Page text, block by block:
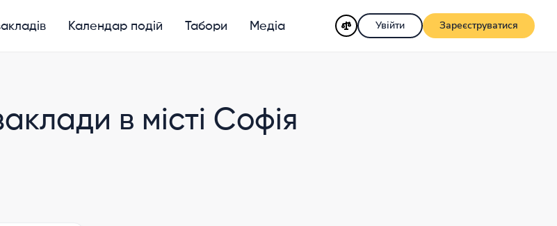
Календар подій Табори Медіа Увійти Зареєструватися
в місті Софія